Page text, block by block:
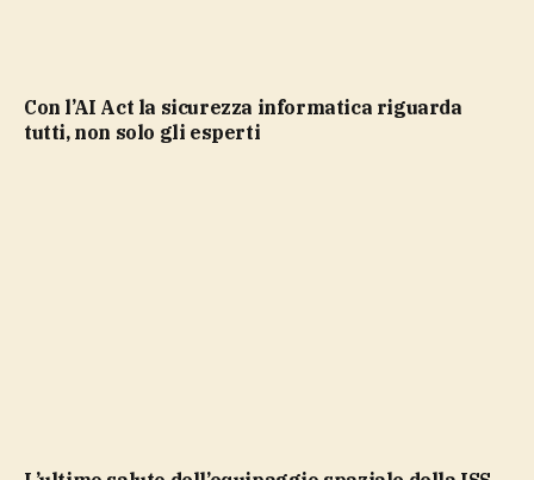
Con l’AI Act la sicurezza informatica riguarda
tutti, non solo gli esperti